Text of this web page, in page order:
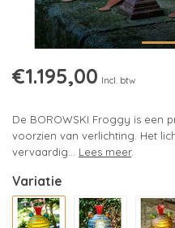
€1.195,00 Incl. btw
De BOROWSKI Froggy is een
voorzien van verlichting. Het
vervaardig... Lees meer.
Variatie